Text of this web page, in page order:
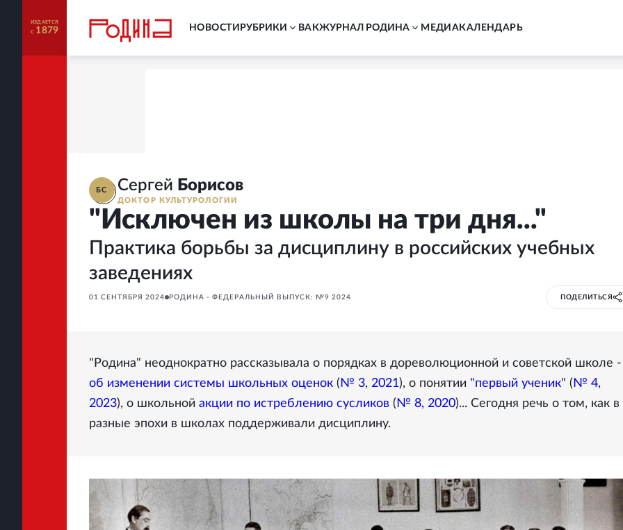
ИЗДАЕТСЯ
С 1879 НОВОСТИ РУБРИКИ ВАКЖУРНАЛ РОДИНА MЕДИА КАЛЕНДАРЬ
БС Сергей Борисов
ДОКТОР КУЛЬТУРОЛОГИИ
"Исключен из школы на три дня..."
Практика борьбы за дисциплину в российских учебных
заведениях
01 СЕНТЯБРЯ 2024 РОДИНА - ФЕДЕРАЛЬНЫЙ ВЫПУСК: №9 2024 ПОДЕЛИТЬСЯ
"Родина" неоднократно рассказывала о порядках в дореволюционной и советской школе -
об изменении системы школьных оценок ( № 3, 2021), о понятии "первый ученик" ( № 4,
2023), о школьной акции по истреблению сусликов ( № 8, 2020)... Сегодня речь о том, как в
разные эпохи в школах поддерживали дисциплину.